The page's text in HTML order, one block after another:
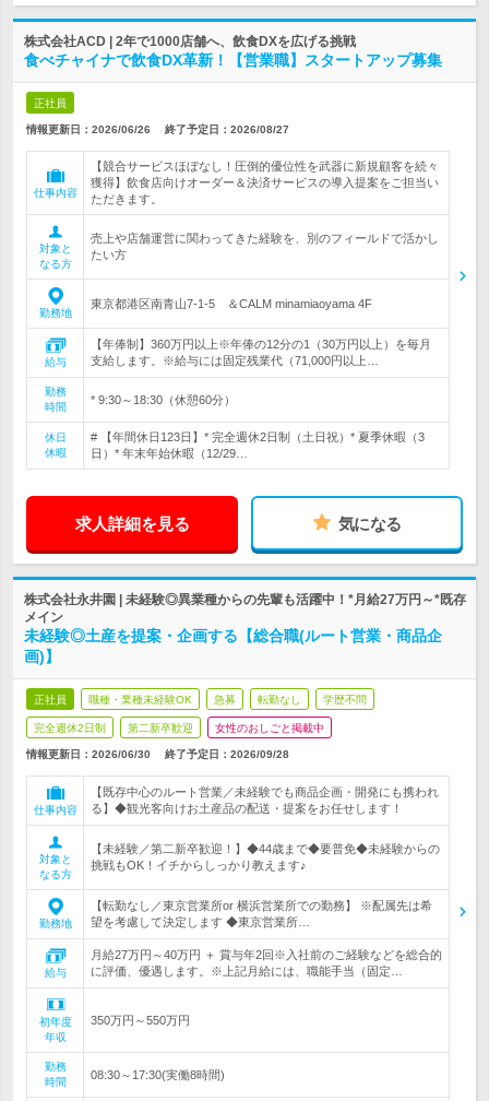
株式会社ACD | 2年で1000店舗へ、飲食DXを広げる挑戦
食べチャイナで飲食DX革新！【営業職】スタートアップ募集
正社員
情報更新日：2026/06/26 終了予定日： 2026/08/27
仕事内容
【競合サービスほぼなし！圧倒的優位性を武器に新規顧客を続々
獲得】飲食店向けオーダー＆決済サービスの導入提案をご担当い
ただきます。
対象と
なる方
売上や店舗運営に関わってきた経験を、別のフィールドで活かし
たい方
勤務地
東京都港区南青山7-1-5 ＆CALM minamiaoyama 4F
給与
【年俸制】360万円以上※年俸の12分の1（30万円以上）を毎月
支給します。※給与には固定残業代（71,000円以上…
勤務
時間
* 9:30～18:30（休憩60分）
休日
休暇
# 【年間休日123日】* 完全週休2日制（土日祝）* 夏季休暇（3
日）* 年末年始休暇（12/29…
求人詳細を見る 気になる
株式会社永井園 | 未経験◎異業種からの先輩も活躍中！*月給27万円～*既存
メイン
未経験◎土産を提案・企画する【総合職(ルート営業・商品企
画)】
正社員 職種・業種未経験OK 急募 転勤なし 学歴不問
完全週休2日制 第二新卒歓迎 女性のおしごと掲載中
情報更新日：2026/06/30 終了予定日： 2026/09/28
仕事内容
【既存中心のルート営業／未経験でも商品企画・開発にも携われ
る】◆観光客向けお土産品の配送・提案をお任せします！
対象と
なる方
【未経験／第二新卒歓迎！】◆44歳まで◆要普免◆未経験からの
挑戦もOK！イチからしっかり教えます♪
勤務地
【転勤なし／東京営業所or 横浜営業所での勤務】 ※配属先は希
望を考慮して決定します ◆東京営業所…
給与
月給27万円～40万円 ＋ 賞与年2回※入社前のご経験などを総合的
に評価、優遇します。※上記月給には、職能手当（固定…
初年度
年収
350万円～550万円
勤務
時間
08:30～17:30(実働8時間)